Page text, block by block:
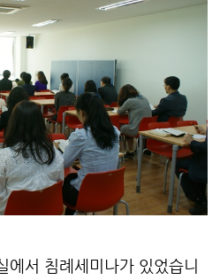
에서 침례세미나가 있었습니